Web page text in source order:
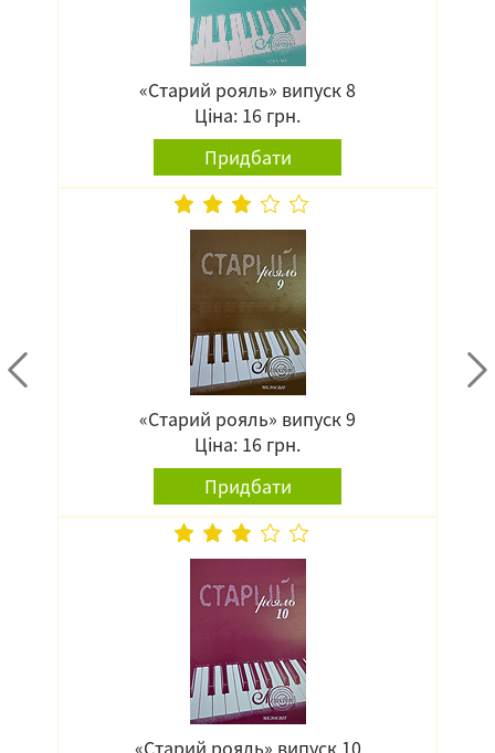
«Старий рояль» випуск 8
Ціна: 16 грн.
Придбати
«Старий рояль» випуск 9
Ціна: 16 грн.
Придбати
«Старий рояль» випуск 10